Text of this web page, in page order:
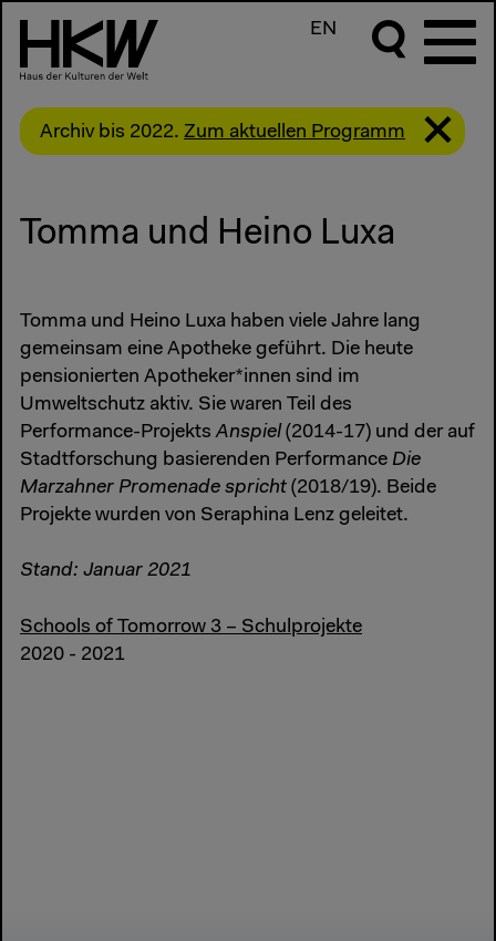
EN
Archiv bis 2022. Zum aktuellen Programm
Tomma und Heino Luxa
Tomma und Heino Luxa haben viele Jahre lang
gemeinsam eine Apotheke geführt. Die heute
pensionierten Apotheker*innen sind im
Umweltschutz aktiv. Sie waren Teil des
Performance-ProjektsAnspiel (2014-17) und der auf
Stadtforschung basierenden Performance Die
Marzahner Promenade spricht (2018/19). Beide
Projekte wurden von Seraphina Lenz geleitet.
Stand: Januar 2021
Schools of Tomorrow 3 – Schulprojekte
2020 - 2021